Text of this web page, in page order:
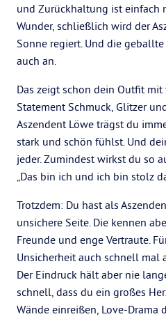
und Zurückhaltung ist einfach
Wunder, schließlich wird der
Sonne regiert. Und die
auch an.
Das zeigt schon dein Outfit mit
Statement Schmuck, Glitzer
Aszendent Löwe trägst du
stark und schön fühlst. Und
jeder. Zumindest wirkst du so
„Das bin ich und ich bin stolz
Trotzdem: Du hast als
unsichere Seite. Die kennen
Freunde und enge Vertraute.
Unsicherheit auch schnell mal
Der Eindruck hält aber nie
schnell, dass du ein großes
Wände einreißen, Love-Drama